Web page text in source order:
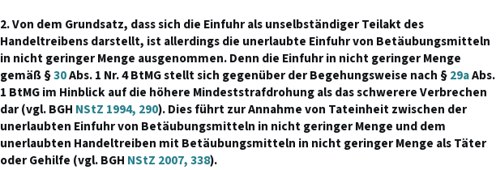
2. Von dem Grundsatz, dass sich die Einfuhr als unselbständiger Teilakt des
Handeltreibens darstellt, ist allerdings die unerlaubte Einfuhr von Betäubungsmitteln
in nicht geringer Menge ausgenommen. Denn die Einfuhr in nicht geringer Menge
gemäß §30Abs. 1 Nr. 4 BtMG stellt sich gegenüber der Begehungsweise nach §29aAbs.
1 BtMG im Hinblick auf die höhere Mindeststrafdrohung als das schwerere Verbrechen
dar (vgl. BGH NStZ 1994, 290). Dies führt zur Annahme von Tateinheit zwischen der
unerlaubten Einfuhr von Betäubungsmitteln in nicht geringer Menge und dem
unerlaubten Handeltreiben mit Betäubungsmitteln in nicht geringer Menge als Täter
oder Gehilfe (vgl. BGH NStZ 2007, 338).